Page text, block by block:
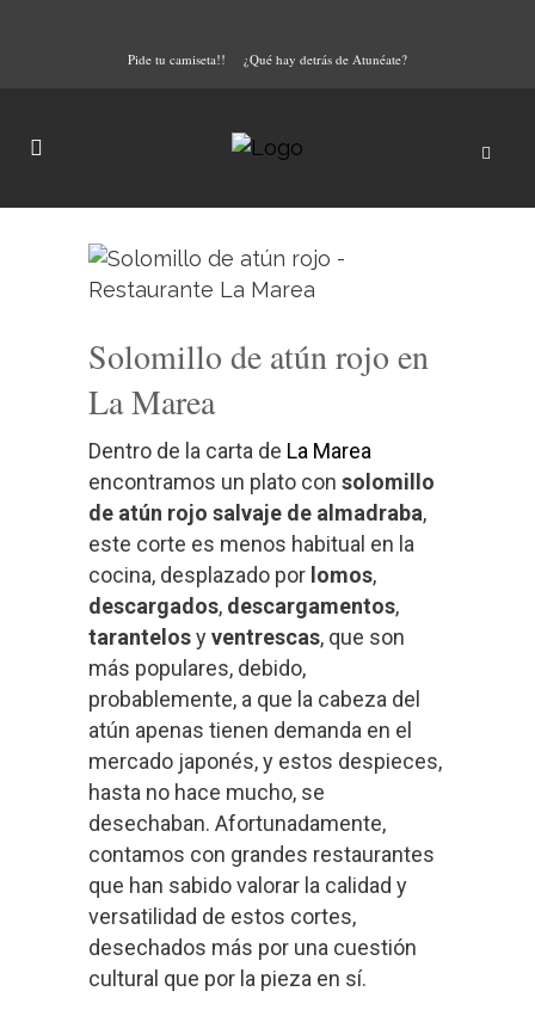
Pide tu camiseta!! ¿Qué hay detrás de Atunéate?
Solomillo de atún rojo en
La Marea
Dentro de la carta de La Marea
encontramos un plato con solomillo
de atún rojo salvaje de almadraba,
este corte es menos habitual en la
cocina, desplazado por lomos,
descargados, descargamentos,
tarantelosyventrescas, que son
más populares, debido,
probablemente, a que la cabeza del
atún apenas tienen demanda en el
mercado japonés, y estos despieces,
hasta no hace mucho, se
desechaban. Afortunadamente,
contamos con grandes restaurantes
que han sabido valorar la calidad y
versatilidad de estos cortes,
desechados más por una cuestión
cultural que por la pieza en sí.